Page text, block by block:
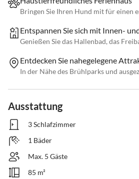
Bringen Sie Ihren Hund mit für einen
Entspannen Sie sich mit Innen-
Genießen Sie das Hallenbad, das
Entdecken Sie nahegelegene
In der Nähe des Brühlparks und
Ausstattung
3 Schlafzimmer
1 Bäder
Max. 5 Gäste
85 m²